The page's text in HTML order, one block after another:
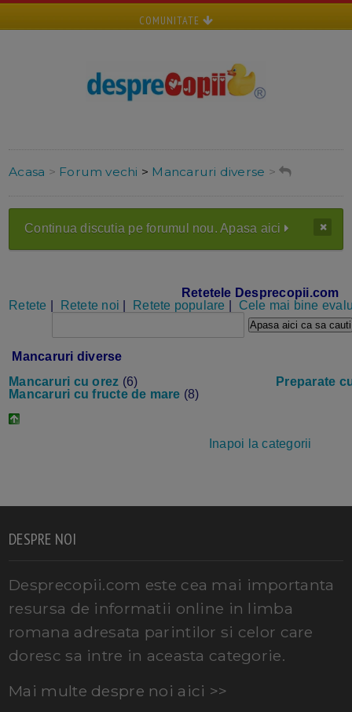
COMUNITATE
Acasa > Forum vechi > Mancaruri diverse >
Continua discutia pe forumul nou. Apasa aici
Retetele Desprecopii.com
Retete
Retete noi Retete populare Cele mai bine
Mancaruri diverse
Mancaruri cu orez (6)
Preparate
Mancaruri cu fructe de mare (8)
Inapoi la categorii
DESPRE NOI
Desprecopii.com este cea mai importanta
resursa de informatii online in limba
romana adresata parintilor si celor care
doresc sa intre in aceasta categorie.
Mai multe despre noi aici >>